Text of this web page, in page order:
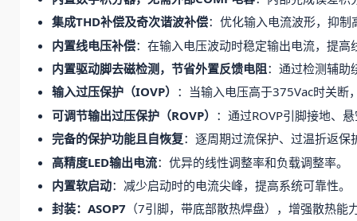
集成THD补偿及奇次谐波补偿：优化输入电流波形，抑
内置线电压补偿：在输入电压波动时稳定输出电流，提高
内置驱动脚去磁检测，节省外置反馈电阻：通过检测辅助
输入过压保护（IOVP） ：当输入电压高于375Vac时关断
可调节输出过压保护（ROVP） ：通过ROVP引脚接地、
完备的保护功能且自恢复：逐周期过流保护、过温折返
高精度LED输出电流：优异的线性调整率和负载调整率。
内置软启动：减少启动时的电流尖峰，提高系统可靠性。
封装：ASOP7 （7引脚，带底部散热焊盘），增强散热能